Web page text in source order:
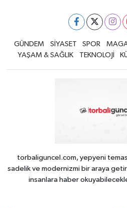
GÜNDEM SİYASET SPOR
YAŞAM & SAĞLIK
TEKNOLOJİ
torbaliguncel.com, yepyeni
sadelik ve modernizmi bir araya
insanlara haber